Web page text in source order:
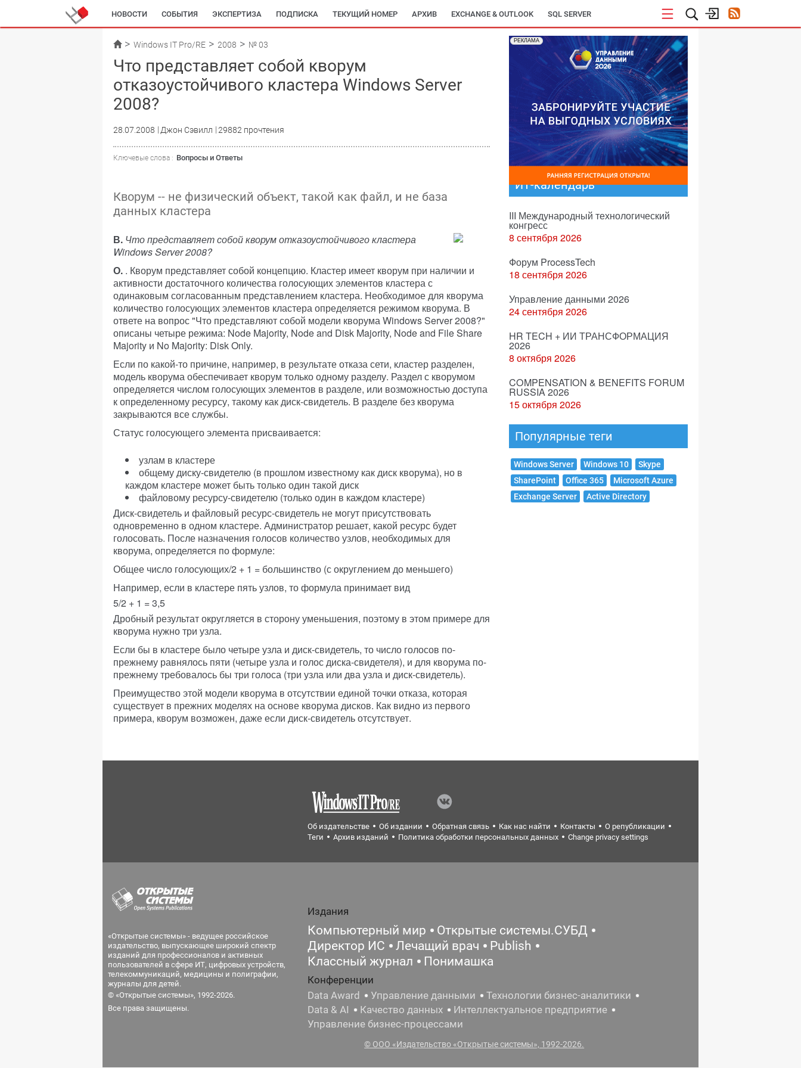
НОВОСТИ СОБЫТИЯ ЭКСПЕРТИЗА ПОДПИСКА ТЕКУЩИЙ НОМЕР АРХИВ EXCHANGE & OUTLOOK SQL SERVER
Windows IT Pro/RE 2008 № 03
Что представляет собой кворум
отказоустойчивого кластера Windows Server
2008?
28.07.2008 Джон Сэвилл 29882 прочтения
Ключевые слова : Вопросы и Ответы
Кворум -- не физический объект, такой как файл, и не база
данных кластера
В. Что представляет собой кворум отказоустойчивого кластера
Windows Server 2008?
О. . Кворум представляет собой концепцию. Кластер имеет кворум при наличии и
активности достаточного количества голосующих элементов кластера с
одинаковым согласованным представлением кластера. Необходимое для кворума
количество голосующих элементов кластера определяется режимом кворума. В
ответе на вопрос "Что представляют собой модели кворума Windows Server 2008?"
описаны четыре режима: Node Majority, Node and Disk Majority, Node and File Share
Majority и No Majority: Disk Only.
Если по какой-то причине, например, в результате отказа сети, кластер разделен,
модель кворума обеспечивает кворум только одному разделу. Раздел с кворумом
определяется числом голосующих элементов в разделе, или возможностью доступа
к определенному ресурсу, такому как диск-свидетель. В разделе без кворума
закрываются все службы.
Статус голосующего элемента присваивается:
узлам в кластере
общему диску-свидетелю (в прошлом известному как диск кворума), но в
каждом кластере может быть только один такой диск
файловому ресурсу-свидетелю (только один в каждом кластере)
Диск-свидетель и файловый ресурс-свидетель не могут присутствовать
одновременно в одном кластере. Администратор решает, какой ресурс будет
голосовать. После назначения голосов количество узлов, необходимых для
кворума, определяется по формуле:
Общее число голосующих/2 + 1 = большинство (с округлением до меньшего)
Например, если в кластере пять узлов, то формула принимает вид
5/2 + 1 = 3,5
Дробный результат округляется в сторону уменьшения, поэтому в этом примере для
кворума нужно три узла.
Если бы в кластере было четыре узла и диск-свидетель, то число голосов по-
прежнему равнялось пяти (четыре узла и голос диска-свидетеля), и для кворума по-
прежнему требовалось бы три голоса (три узла или два узла и диск-свидетель).
Преимущество этой модели кворума в отсутствии единой точки отказа, которая
существует в прежних моделях на основе кворума дисков. Как видно из первого
примера, кворум возможен, даже если диск-свидетель отсутствует.
РЕКЛАМА
ИТ-календарь
III Международный технологический
конгресс
8 сентября 2026
Форум ProcessTech
18 сентября 2026
Управление данными 2026
24 сентября 2026
HR TECH + ИИ ТРАНСФОРМАЦИЯ
2026
8 октября 2026
COMPENSATION & BENEFITS FORUM
RUSSIA 2026
15 октября 2026
Популярные теги
Windows Server Windows 10
Skype
SharePoint
Office 365
Microsoft Azure
Exchange Server
Active Directory
Об издательстве Об издании Обратная связь Как нас найти Контакты
О републикации
Теги
Архив изданий Политика обработки персональных данных Change privacy settings
«Открытые системы» - ведущее российское
издательство, выпускающее широкий спектр
изданий для профессионалов и активных
пользователей в сфере ИТ, цифровых устройств,
телекоммуникаций, медицины и полиграфии,
журналы для детей.
© «Открытые системы», 1992-2026.
Все права защищены.
Издания
Компьютерный мир
Открытые системы.СУБД
Директор ИС
Лечащий врач
Publish
Классный журнал
Понимашка
Конференции
Data Award
Управление данными
Технологии бизнес-аналитики
Data & AI
Качество данных
Интеллектуальное предприятие
Управление бизнес-процессами
© ООО «Издательство «Открытые системы», 1992-2026.